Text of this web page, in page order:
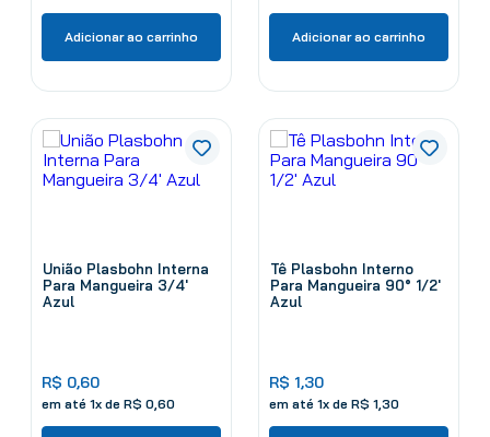
Adicionar ao carrinho Adicionar ao carrinho
União Plasbohn Interna
Para Mangueira 3/4'
Azul
R$ 0,60
em até 1x de R$ 0 60
Tê Plasbohn Interno
Para Mangueira 90° 1/2'
Azul
R$ 1,30
em até 1x de R$ 1 30